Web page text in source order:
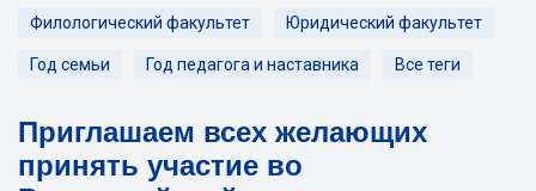
Филологический факультет Юридический факультет
Год семьи Год педагога и наставника Все теги
Приглашаем всех желающих
принять участие во